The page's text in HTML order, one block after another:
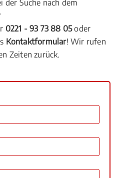
der Suche nach dem
0221 - 93 73 88 05oder
Kontaktformular! Wir rufen
Zeiten zurück.